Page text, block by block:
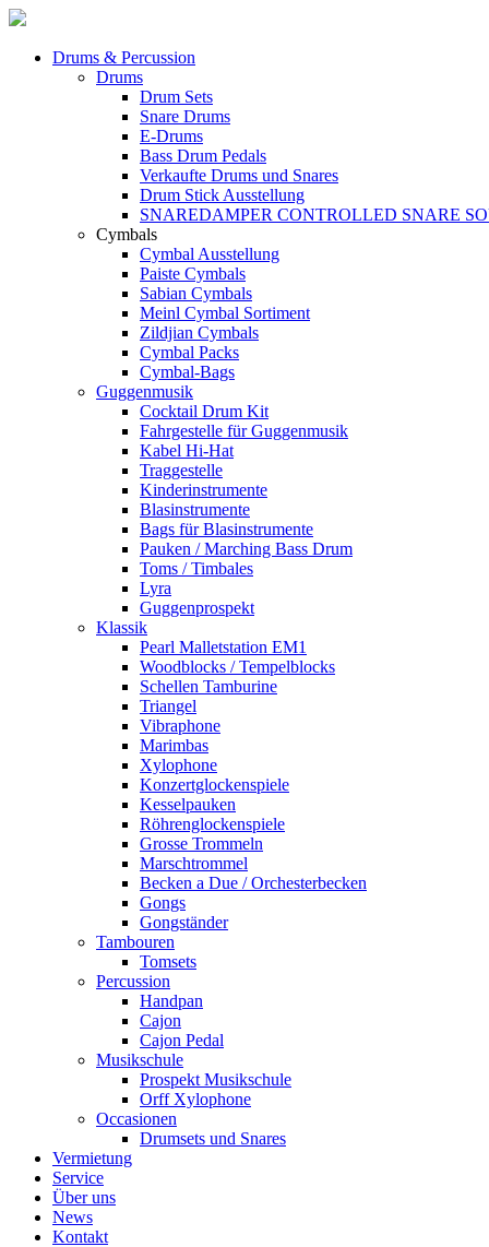
Drums & Percussion
Drums
Drum Sets
Snare Drums
E-Drums
Bass Drum Pedals
Verkaufte Drums und Snares
Drum Stick Ausstellung
SNAREDAMPER CONTROLLED SNARE
Cymbals
Cymbal Ausstellung
Paiste Cymbals
Sabian Cymbals
Meinl Cymbal Sortiment
Zildjian Cymbals
Cymbal Packs
Cymbal-Bags
Guggenmusik
Cocktail Drum Kit
Fahrgestelle für Guggenmusik
Kabel Hi-Hat
Traggestelle
Kinderinstrumente
Blasinstrumente
Bags für Blasinstrumente
Pauken / Marching Bass Drum
Toms / Timbales
Lyra
Guggenprospekt
Klassik
Pearl Malletstation EM1
Woodblocks / Tempelblocks
Schellen Tamburine
Triangel
Vibraphone
Marimbas
Xylophone
Konzertglockenspiele
Kesselpauken
Röhren­glocken­spiele
Grosse Trommeln
Marschtrommel
Becken a Due / Orchester­becken
Gongs
Gongständer
Tambouren
Tomsets
Percussion
Handpan
Cajon
Cajon Pedal
Musikschule
Prospekt Musikschule
Orff Xylophone
Occasionen
Drumsets und Snares
Vermietung
Service
Über uns
News
Kontakt